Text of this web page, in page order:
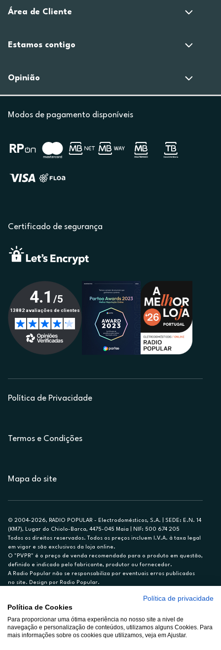
Área de Cliente
Estamos contigo
Opinião
Modos de pagamento disponíveis
Certificado de segurança
Política de Privacidade
Termos e Condições
Mapa do site
© 2004-2026, RADIO POPULAR - Electrodomésticos, S.A. | SEDE: E.N. 14
(KM7), Lugar do Chiolo-Barca, 4475-045 Maia | NIF: 500 674 205
Todos os direitos reservados. Todos os preços incluem I.V.A. à taxa legal
em vigor e são exclusivos da loja online.
O "PVPR" é o preço de venda recomendado para o produto em questão,
definido e indicado pelo fabricante, produtor ou fornecedor.
A Radio Popular não se responsabiliza por eventuais erros publicados
no site. Design por Radio Popular.
Ex. para limite de crédito de €1.500, reembolsado em 12 meses, TAN
14,79%.
Crédito sujeito a aprovação pelo Cetelem, marca BNP Paribas Personal
Finance, S.A., Sucursal em Portugal. Informe-se no 21 721 90 00 (dias
Política de privacidade
Política de Cookies
Para proporcionar uma ótima experiência no nosso site a nivel de
navegação e personalização de conteúdos, utilizamos alguns Cookies. Para
mais informações sobre os cookies que utilizamos, veja em Ajustar.